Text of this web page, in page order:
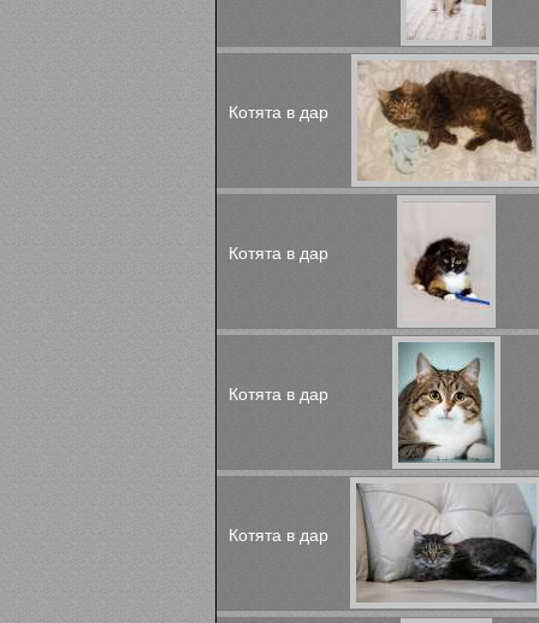
Котята в дар
Котята в дар
Котята в дар
Котята в дар